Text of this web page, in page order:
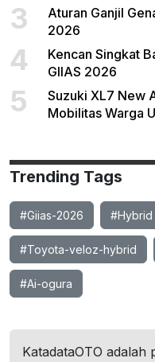
3
Aturan Ganjil
2026
4
Kencan Singkat
GIIAS 2026
5
Suzuki XL7 New
Mobilitas Warga
Trending Tags
#Giias-2026 #Hybrid
#Toyota-veloz-hybrid
#Ai-ogura
KatadataOTO